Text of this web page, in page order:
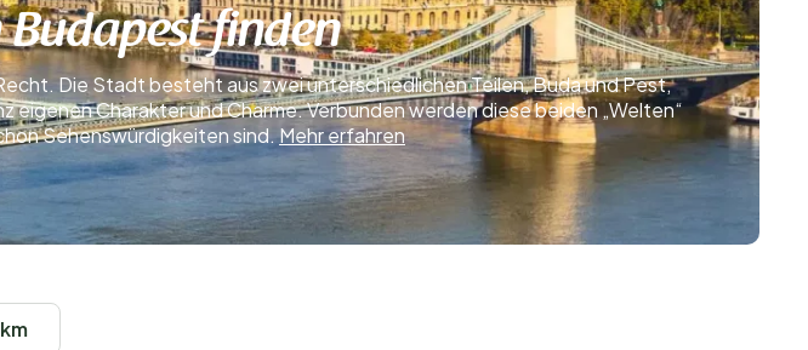
finden
Die Stadt besteht aus zwei unterschiedlichen Teilen, Buda und Pest,
Charakter und Charme. Verbunden werden diese beiden „Welten“
Sehenswürdigkeiten sind.Mehr erfahren